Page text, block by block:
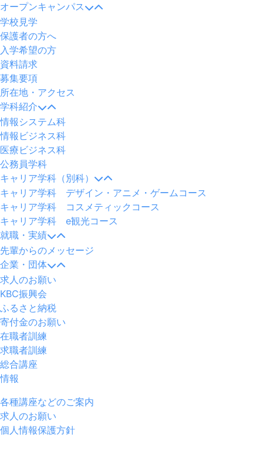
オープンキャンパス
学校見学
保護者の方へ
入学希望の方
資料請求
募集要項
所在地・アクセス
学科紹介
情報システム科
情報ビジネス科
医療ビジネス科
公務員学科
キャリア学科（別科）
キャリア学科 デザイン・アニメ・ゲームコース
キャリア学科 コスメティックコース
キャリア学科 e観光コース
就職・実績
先輩からのメッセージ
企業・団体
求人のお願い
KBC振興会
ふるさと納税
寄付金のお願い
在職者訓練
求職者訓練
総合講座
情報
各種講座などのご案内
求人のお願い
個人情報保護方針